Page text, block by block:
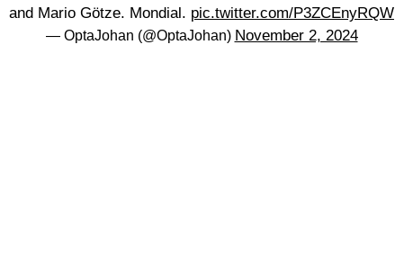
and Mario Götze. Mondial. pic.twitter.com/P3ZCEnyRQW
— OptaJohan (@OptaJohan) November 2, 2024